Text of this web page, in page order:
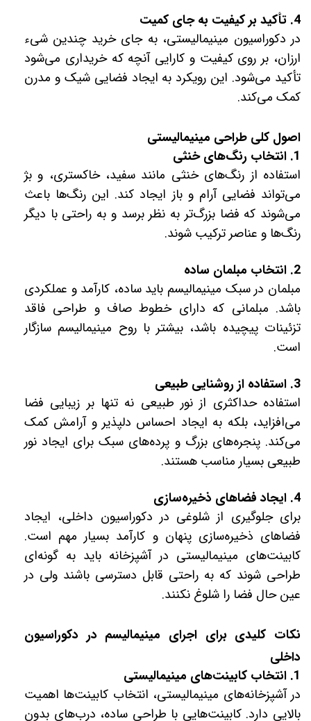
4. تأکید بر کیفیت به جای کمیت
در دکوراسیون مینیمالیستی، به جای خرید چندین شیء
ارزان، بر روی کیفیت و کارایی آنچه که خریداری می‌شود
تأکید می‌شود. این رویکرد به ایجاد فضایی شیک و مدرن
کمک می‌کند.
اصول کلی طراحی مینیمالیستی
1. انتخاب رنگ‌های خنثی
استفاده از رنگ‌های خنثی مانند سفید، خاکستری، و بژ
می‌تواند فضایی آرام و باز ایجاد کند. این رنگ‌ها باعث
می‌شوند که فضا بزرگ‌تر به نظر برسد و به راحتی با دیگر
رنگ‌ها و عناصر ترکیب شوند.
2. انتخاب مبلمان ساده
مبلمان در سبک مینیمالیسم باید ساده، کارآمد و عملکردی
باشد. مبلمانی که دارای خطوط صاف و طراحی فاقد
تزئینات پیچیده باشد، بیشتر با روح مینیمالیسم سازگار
است.
3. استفاده از روشنایی طبیعی
استفاده حداکثری از نور طبیعی نه تنها بر زیبایی فضا
می‌افزاید، بلکه به ایجاد احساس دلپذیر و آرامش کمک
می‌کند. پنجره‌های بزرگ و پرده‌های سبک برای ایجاد نور
طبیعی بسیار مناسب هستند.
4. ایجاد فضاهای ذخیره‌سازی
برای جلوگیری از شلوغی در دکوراسیون داخلی، ایجاد
فضاهای ذخیره‌سازی پنهان و کارآمد بسیار مهم است.
کابینت‌های مینیمالیستی در آشپزخانه باید به گونه‌ای
طراحی شوند که به راحتی قابل دسترسی باشند ولی در
عین حال فضا را شلوغ نکنند.
نکات کلیدی برای اجرای مینیمالیسم در دکوراسیون
داخلی
1. انتخاب کابینت‌های مینیمالیستی
در آشپزخانه‌های مینیمالیستی، انتخاب کابینت‌ها اهمیت
بالایی دارد. کابینت‌هایی با طراحی ساده، درب‌های بدون